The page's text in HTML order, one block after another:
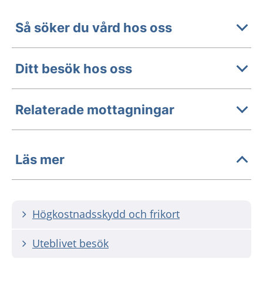
Så söker du vård hos oss
Ditt besök hos oss
Relaterade mottagningar
Läs mer
Högkostnadsskydd och frikort
Uteblivet besök